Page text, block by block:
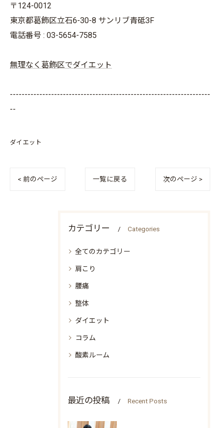
〒124-0012
東京都葛飾区立石6-30-8 サンリブ青砥3F
電話番号 : 03-5654-7585
無理なく葛飾区でダイエット
--------------------------------------------------------------------
--
ダイエット
< 前のページ 一覧に戻る 次のページ >
カテゴリー Categories
全てのカテゴリー
肩こり
腰痛
整体
ダイエット
コラム
酸素ルーム
最近の投稿 Recent Posts